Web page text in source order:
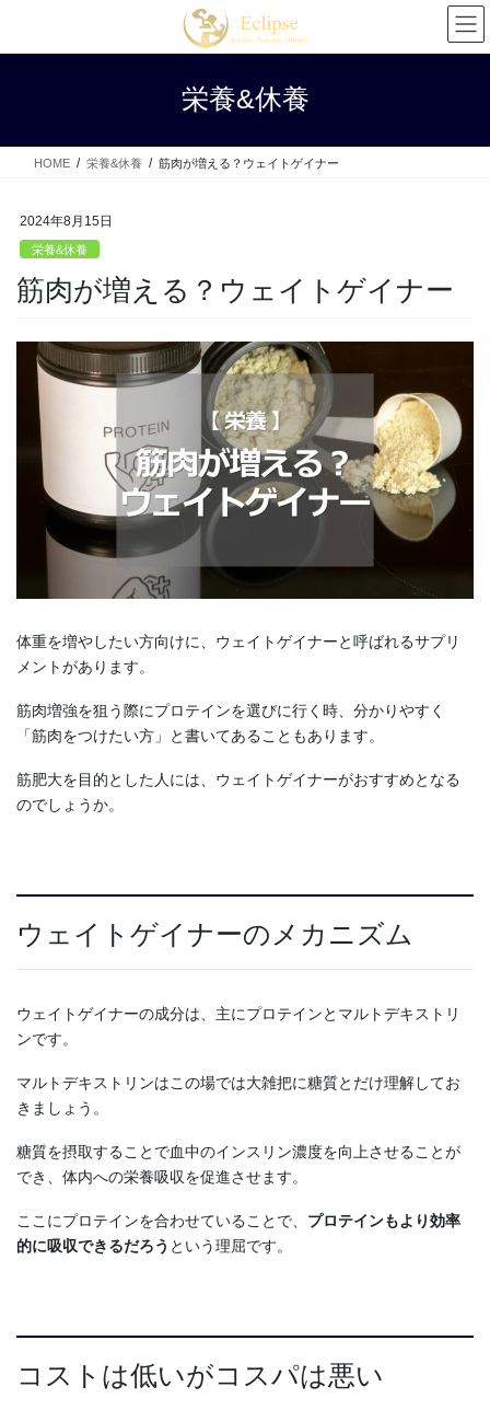
テ
ス
ゲ
ン
栄養&休養
HOME 栄養&休養 筋肉が増える？ウェイトゲイナー
2024年8月15日
栄養&休養
筋肉が増える？ウェイトゲイナー
体重を増やしたい方向けに、ウェイトゲイナーと呼ばれるサプリ
メントがあります。
筋肉増強を狙う際にプロテインを選びに行く時、分かりやすく
「筋肉をつけたい方」と書いてあることもあります。
筋肥大を目的とした人には、ウェイトゲイナーがおすすめとなる
のでしょうか。
ウェイトゲイナーのメカニズム
ウェイトゲイナーの成分は、主にプロテインとマルトデキストリ
ンです。
マルトデキストリンはこの場では大雑把に糖質とだけ理解してお
きましょう。
糖質を摂取することで血中のインスリン濃度を向上させることが
でき、体内への栄養吸収を促進させます。
ここにプロテインを合わせていることで、 プロテインもより効率
的に吸収できるだろう という理屈です。
コストは低いがコスパは悪い